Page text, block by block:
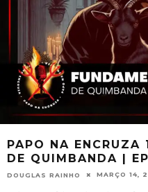
PAPO NA ENCRUZA
DE QUIMBANDA |
DOUGLAS RAINHO MARÇO 14,